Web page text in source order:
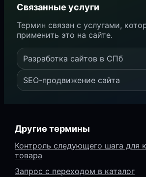
Связанные услуги
Термин связан с услугами,
применить это на сайте.
Разработка сайтов в СПб
SEO-продвижение сайта
Другие термины
Контроль следующего шага для
товара
Запрос с переходом в каталог